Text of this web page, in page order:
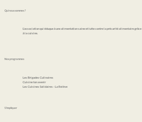
Qui nous sommes ?
L'association qui éduque à une alimentation saine et lutte contre la précarité alimentaire grâce
à la cuisine.
Nos programmes
Les Brigades Culinaires
Cuisine ton avenir
Les Cuisines Solidaires - La Relève
S'impliquer